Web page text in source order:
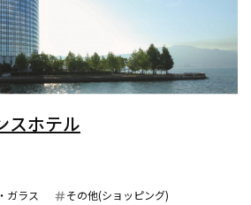
スホテル
ガラス
その他(ショッピング)